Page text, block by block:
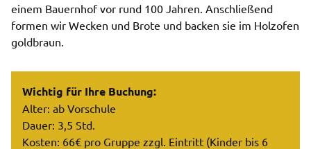
einem Bauernhof vor rund 100 Jahren. Anschließend
formen wir Wecken und Brote und backen sie im Holzofen
goldbraun.
Wichtig für Ihre Buchung:
Alter: ab Vorschule
Dauer: 3,5 Std.
Kosten: 66€ pro Gruppe zzgl. Eintritt (Kinder bis 6